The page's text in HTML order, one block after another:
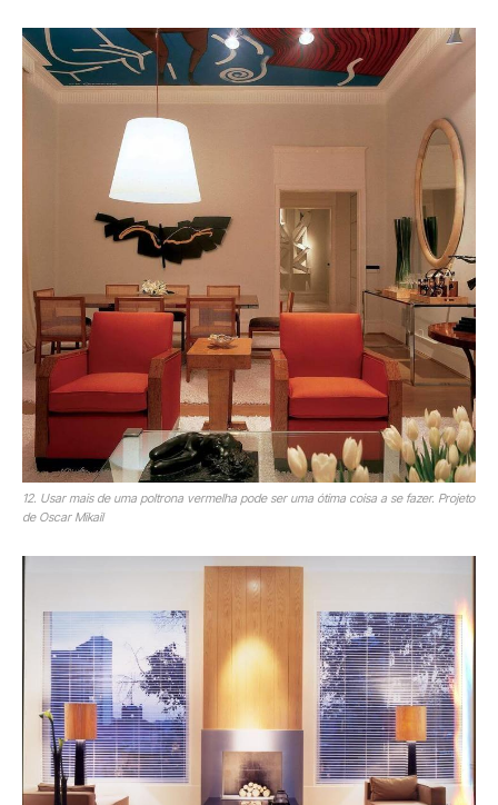
12. Usar mais de uma poltrona vermelha pode ser uma ótima coisa a se fazer. Projeto
de Oscar Mikail